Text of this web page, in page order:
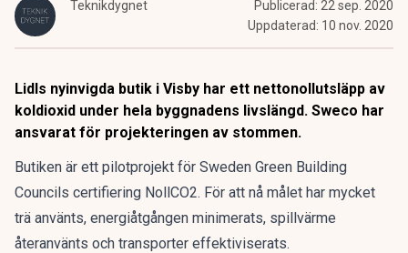
Teknikdygnet Publicerad: 22 sep. 2020
Uppdaterad: 10 nov. 2020
Lidls nyinvigda butik i Visby har ett nettonollutsläpp av
koldioxid under hela byggnadens livslängd. Sweco har
ansvarat för projekteringen av stommen.
Butiken är ett pilotprojekt för Sweden Green Building
Councils certifiering NollCO2. För att nå målet har mycket
trä använts, energiåtgången minimerats, spillvärme
återanvänts och transporter effektiviserats.